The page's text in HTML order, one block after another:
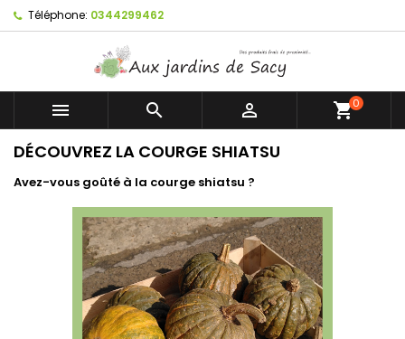
Téléphone: 0344299462
   shopping_cart0
DÉCOUVREZ LA COURGE SHIATSU
Avez-vous goûté à la courge shiatsu ?